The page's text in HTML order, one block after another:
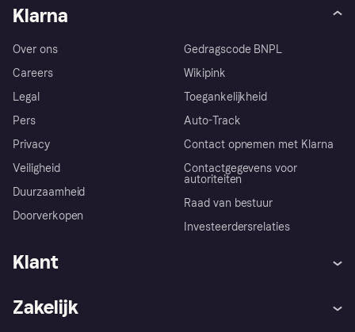
Klarna
Over ons
Careers
Legal
Pers
Privacy
Veiligheid
Duurzaamheid
Doorverkopen
Gedragscode BNPL
Wikipink
Toegankelijkheid
Auto-Track
Contact opnemen met Klarna
Contactgegevens voor
autoriteiten
Raad van bestuur
Investeerdersrelaties
Klant
Zakelijk